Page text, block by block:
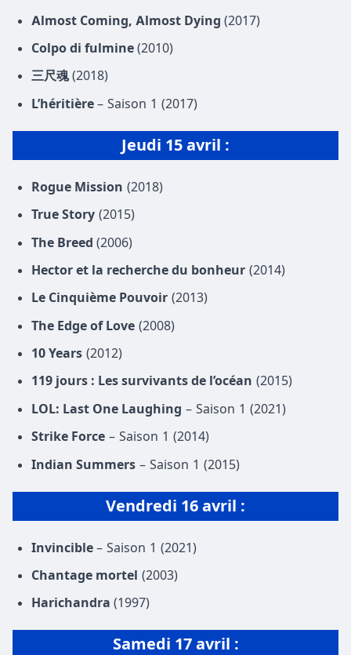
Almost Coming, Almost Dying (2017)
Colpo di fulmine (2010)
三尺魂(2018)
L’héritière – Saison 1 (2017)
Jeudi 15 avril :
Rogue Mission (2018)
True Story (2015)
The Breed (2006)
Hector et la recherche du bonheur (2014)
Le Cinquième Pouvoir (2013)
The Edge of Love (2008)
10 Years (2012)
119 jours : Les survivants de l’océan (2015)
LOL: Last One Laughing – Saison 1 (2021)
Strike Force – Saison 1 (2014)
Indian Summers – Saison 1 (2015)
Vendredi 16 avril :
Invincible – Saison 1 (2021)
Chantage mortel (2003)
Harichandra (1997)
Samedi 17 avril :